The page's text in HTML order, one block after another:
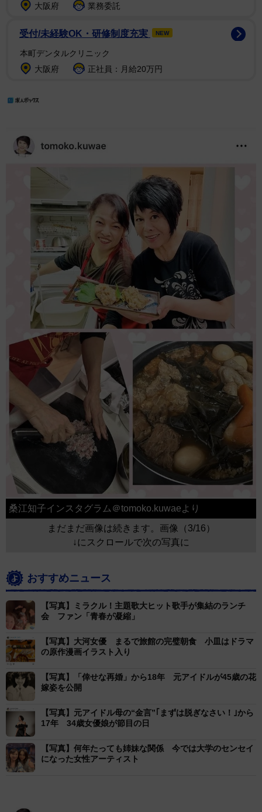
大阪府
業務委託
受付/未経験OK・研修制度充実 NEW
本町デンタルクリニック
大阪府
正社員：月給20万円
桑江知子インスタグラム＠tomoko.kuwaeより
まだまだ画像は続きます。画像（3/16）
↓にスクロールで次の写真に
おすすめニュース
【写真】ミラクル！主題歌大ヒット歌手が集結のランチ
会 ファン「青春が凝縮」
【写真】大河女優 まるで旅館の完璧朝食 小皿はドラマ
の原作漫画イラスト入り
【写真】「倖せな再婚」から18年 元アイドルが45歳の花
嫁姿を公開
【写真】元アイドル母の“金言”｢まずは脱ぎなさい！｣から
17年 34歳女優娘が節目の日
【写真】何年たっても姉妹な関係 今では大学のセンセイ
になった女性アーティスト